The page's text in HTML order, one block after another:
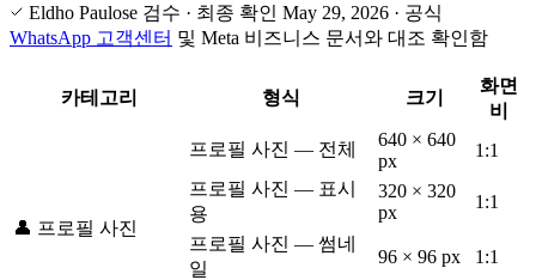
Eldho Paulose 검수 · 최종 확인 May 29, 2026 · 공식
WhatsApp 고객센터 및 Meta 비즈니스 문서와 대조 확인함
카테고리 형식 크기
화면
비
👤 프로필 사진
프로필 사진 — 전체
640 × 640
px
1:1
프로필 사진 — 표시
용
320 × 320
px
1:1
프로필 사진 — 썸네
일
96 × 96 px 1:1